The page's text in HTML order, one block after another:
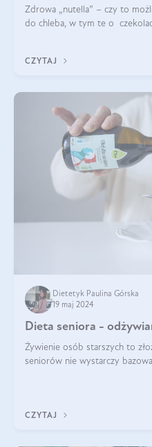
Zdrowa „nutella” – czy to
do chleba, w tym te o
CZYTAJ
Dietetyk Paulina Górska
19 maj 2024
Dieta seniora -
Żywienie osób starszych to
seniorów nie wystarczy
CZYTAJ